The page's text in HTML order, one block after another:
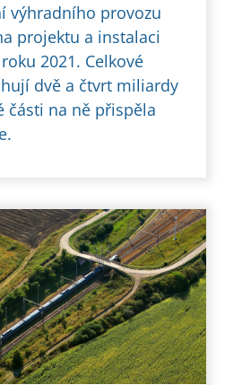
výhradního provozu
projektu a instalaci
2021. Celkové
dvě a čtvrt miliardy
části na ně přispěla